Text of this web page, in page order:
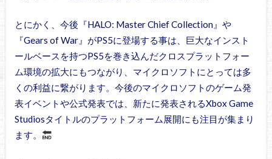
とにかく、今後『HALO: Master Chief Collection』や
『Gears of War』がPS5に登場する事は、巨大なインスト
ールベースを持つPS5を巻き込んだクロスプラットフォー
ム環境の拡大にもつながり、マイクロソフトにとっては多
くの利益に繋がります。今後のマイクロソフトのゲーム発
表イベントや公式発表では、新たに発表されるXbox Game
Studiosタイトルのプラットフォーム展開にも注目が集まり
ます。